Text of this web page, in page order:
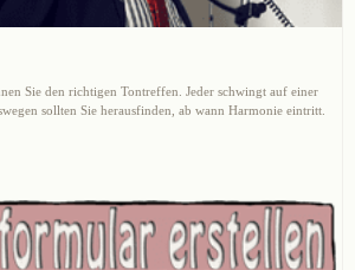
Sie den richtigen Tontreffen. Jeder schwingt auf einer
sollten Sie herausfinden, ab wann Harmonie eintritt.